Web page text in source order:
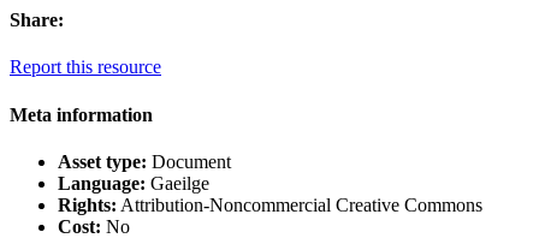
Share:
Report this resource
Meta information
Asset type: Document
Language: Gaeilge
Rights: Attribution-Noncommercial Creative Commons
Cost: No